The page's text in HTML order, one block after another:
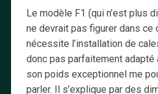
Le modèle F1 (qui n’est plus
ne devrait pas figurer dans ce
nécessite l’installation de
donc pas parfaitement adapté
son poids exceptionnel me
parler. Il s’explique par des